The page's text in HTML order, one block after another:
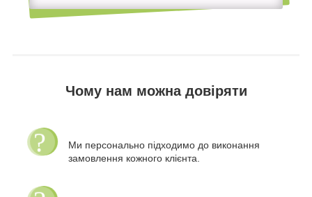
Чому нам можна довіряти
Ми персонально підходимо до виконання
замовлення кожного клієнта.